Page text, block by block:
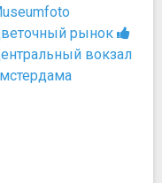
рынок
вокзал